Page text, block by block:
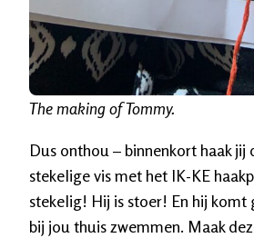
The making of Tommy.
Dus onthou – binnenkort haak jij
stekelige vis met het IK-KE
stekelig! Hij is stoer! En hij komt
bij jou thuis zwemmen. Maak